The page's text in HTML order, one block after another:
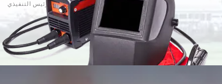
الرئيس / الرئيس التنفيذي.